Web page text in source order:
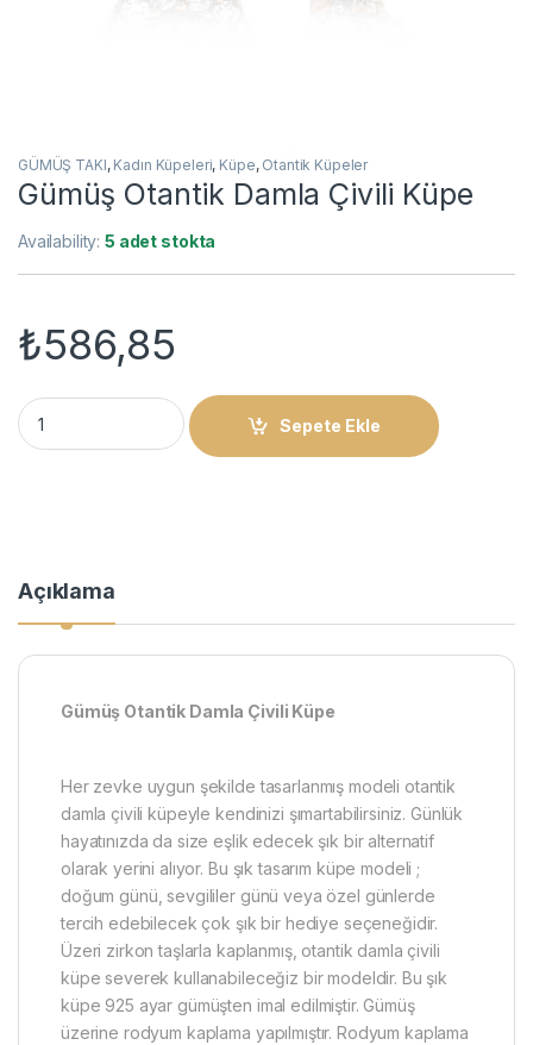
GÜMÜŞ TAKI, Kadın Küpeleri, Küpe, Otantik Küpeler
Gümüş Otantik Damla Çivili Küpe
Availability:5 adet stokta
₺586,85
Gümüş Otantik Damla Çivili Küpe quantity
Sepete Ekle
Açıklama
Gümüş Otantik Damla Çivili Küpe
Her zevke uygun şekilde tasarlanmış modeli otantik
damla çivili küpeyle kendinizi şımartabilirsiniz. Günlük
hayatınızda da size eşlik edecek şık bir alternatif
olarak yerini alıyor. Bu şık tasarım küpe modeli ;
doğum günü, sevgililer günü veya özel günlerde
tercih edebilecek çok şık bir hediye seçeneğidir.
Üzeri zirkon taşlarla kaplanmış, otantik damla çivili
küpe severek kullanabileceğiz bir modeldir. Bu şık
küpe 925 ayar gümüşten imal edilmiştir. Gümüş
üzerine rodyum kaplama yapılmıştır. Rodyum kaplama